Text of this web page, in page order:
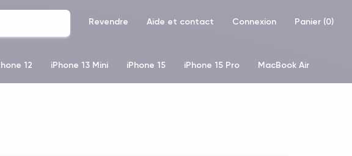
Revendre Aide et contact Connexion Panier (0)
12 iPhone 13 Mini iPhone 15 iPhone 15 Pro MacBook Air